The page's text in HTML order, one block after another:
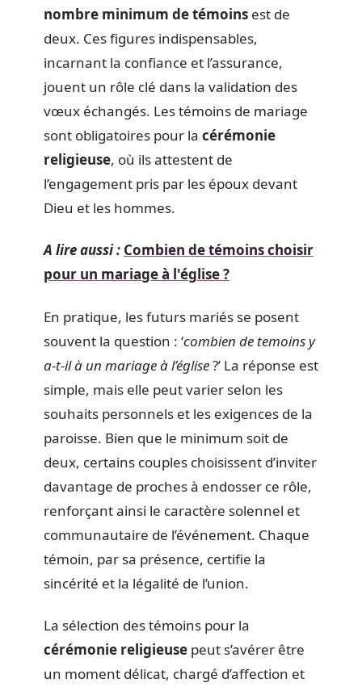
nombre minimum de témoins est de
deux. Ces figures indispensables,
incarnant la confiance et l’assurance,
jouent un rôle clé dans la validation des
vœux échangés. Les témoins de mariage
sont obligatoires pour la cérémonie
religieuse, où ils attestent de
l’engagement pris par les époux devant
Dieu et les hommes.
A lire aussi : Combien de témoins choisir
pour un mariage à l'église ?
En pratique, les futurs mariés se posent
souvent la question : ‘combien de temoins y
a-t-il à un mariage à l’église?’ La réponse est
simple, mais elle peut varier selon les
souhaits personnels et les exigences de la
paroisse. Bien que le minimum soit de
deux, certains couples choisissent d’inviter
davantage de proches à endosser ce rôle,
renforçant ainsi le caractère solennel et
communautaire de l’événement. Chaque
témoin, par sa présence, certifie la
sincérité et la légalité de l’union.
La sélection des témoins pour la
cérémonie religieuse peut s’avérer être
un moment délicat, chargé d’affection et